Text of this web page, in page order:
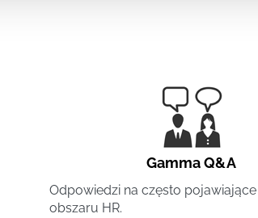
Gamma Q&A
Odpowiedzi na często
obszaru HR.